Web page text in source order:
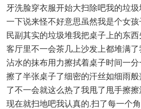
牙洗脸穿衣服开始大扫除吧我的垃
一下说来怪不好意思虽然我是个女
民副其实的垃圾堆我把桌子上的东
客厅里不一会茶几上沙发上都堆满
沾水的抹布用力擦拭着桌子时间一
擦了半张桌子了细密的汗丝如细雨
了不一会就这么热了我甩了甩手擦
现在就扫地吧我认真的.扫了每一个